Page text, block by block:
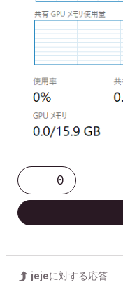
0
jejeに対する応答